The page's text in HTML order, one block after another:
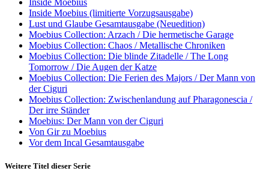
Inside Moebius
Inside Moebius (limitierte Vorzugsausgabe)
Lust und Glaube Gesamtausgabe (Neuedition)
Moebius Collection: Arzach / Die hermetische Garage
Moebius Collection: Chaos / Metallische Chroniken
Moebius Collection: Die blinde Zitadelle / The Long
Tomorrow / Die Augen der Katze
Moebius Collection: Die Ferien des Majors / Der Mann von
der Ciguri
Moebius Collection: Zwischenlandung auf Pharagonescia /
Der irre Ständer
Moebius: Der Mann von der Ciguri
Von Gir zu Moebius
Vor dem Incal Gesamtausgabe
Weitere Titel dieser Serie